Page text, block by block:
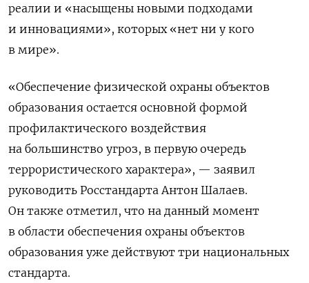
реалии и «насыщены новыми подходами
и инновациями», которых «нет ни у кого
в мире».
«Обеспечение физической охраны объектов
образования остается основной формой
профилактического воздействия
на большинство угроз, в первую очередь
террористического характера», — заявил
руководить Росстандарта Антон Шалаев.
Он также отметил, что на данный момент
в области обеспечения охраны объектов
образования уже действуют три национальных
стандарта.